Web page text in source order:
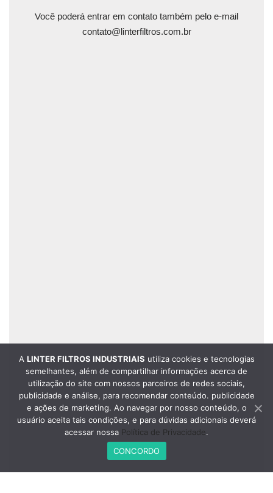
Você poderá entrar em contato também pelo e-mail
contato@linterfiltros.com.br
A LINTER FILTROS INDUSTRIAIS utiliza cookies e tecnologias
semelhantes, além de compartilhar informações acerca de
utilização do site com nossos parceiros de redes sociais,
publicidade e análise, para recomendar conteúdo. publicidade
e ações de marketing. Ao navegar por nosso conteúdo, o
usuário aceita tais condições, e para dúvidas adicionais deverá
acessar nossa Política de Privacidade.
CONCORDO